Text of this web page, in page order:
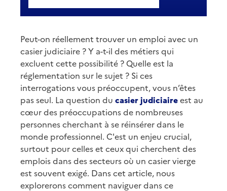
Peut-on réellement trouver un emploi avec un
casier judiciaire ? Y a-t-il des métiers qui
excluent cette possibilité ? Quelle est la
réglementation sur le sujet ? Si ces
interrogations vous préoccupent, vous n’êtes
pas seul. La question du casier judiciaireest au
cœur des préoccupations de nombreuses
personnes cherchant à se réinsérer dans le
monde professionnel. C'est un enjeu crucial,
surtout pour celles et ceux qui cherchent des
emplois dans des secteurs où un casier vierge
est souvent exigé. Dans cet article, nous
explorerons comment naviguer dans ce